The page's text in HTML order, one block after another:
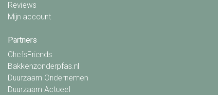
Reviews
Mijn account
Partners
ChefsFriends
Bakkenzonderpfas.nl
Duurzaam Ondernemen
Duurzaam Actueel